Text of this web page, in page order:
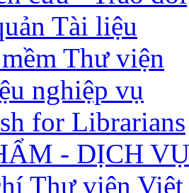
Tài liệu
Thư viện
nghiệp vụ
for Librarians
- DỊCH VỤ
Thư viện Việt